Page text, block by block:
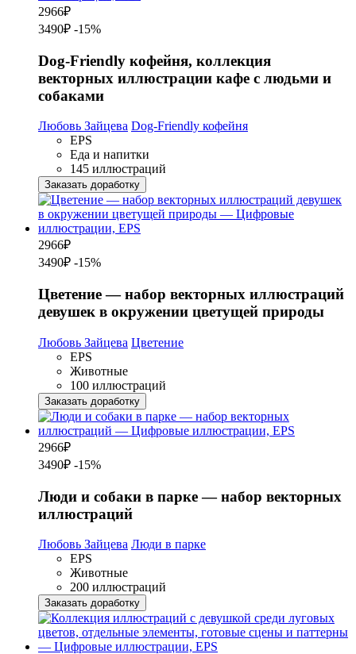
2966₽
3490₽ -15%
Dog-Friendly кофейня, коллекция
векторных иллюстрации кафе с людьми и
собаками
Любовь Зайцева Dog-Friendly кофейня
EPS
Еда и напитки
145 иллюстраций
Заказать доработку
2966₽
3490₽ -15%
Цветение — набор векторных иллюстраций
девушек в окружении цветущей природы
Любовь Зайцева Цветение
EPS
Животные
100 иллюстраций
Заказать доработку
2966₽
3490₽ -15%
Люди и собаки в парке — набор векторных
иллюстраций
Любовь Зайцева Люди в парке
EPS
Животные
200 иллюстраций
Заказать доработку